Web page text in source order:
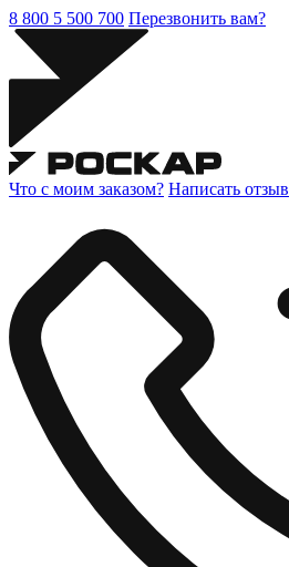
8 800 5 500 700 Перезвонить вам?
Что с моим заказом? Написать отзыв